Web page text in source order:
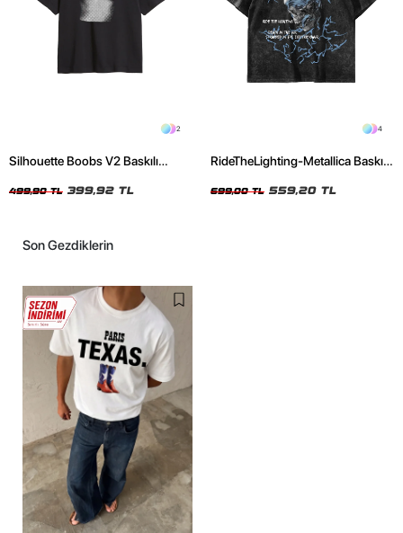
2
Silhouette Boobs V2 Baskılı
499,90 TL 399,92 TL
4
RideTheLighting-Metallica Baskılı
Tshirt
699,00 TL 559,20 TL
Son Gezdiklerin